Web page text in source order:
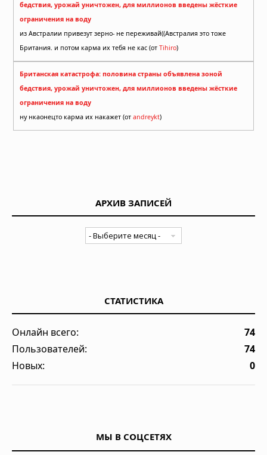
бедствия, урожай уничтожен, для миллионов введены жёсткие
ограничения на воду
из Австралии привезут зерно- не переживай((Австралия это тоже
Британия. и потом карма их тебя не кас (от Tihiro)
Британская катастрофа: половина страны объявлена зоной
бедствия, урожай уничтожен, для миллионов введены жёсткие
ограничения на воду
ну нкаонецто карма их накажет (от andreykt)
АРХИВ ЗАПИСЕЙ
СТАТИСТИКА
Онлайн всего:
74
Пользователей:
74
Новых:
0
МЫ В СОЦСЕТЯХ